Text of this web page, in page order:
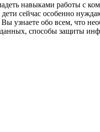
навыками работы с
сейчас особенно
узнаете обо всем, что
способы защиты